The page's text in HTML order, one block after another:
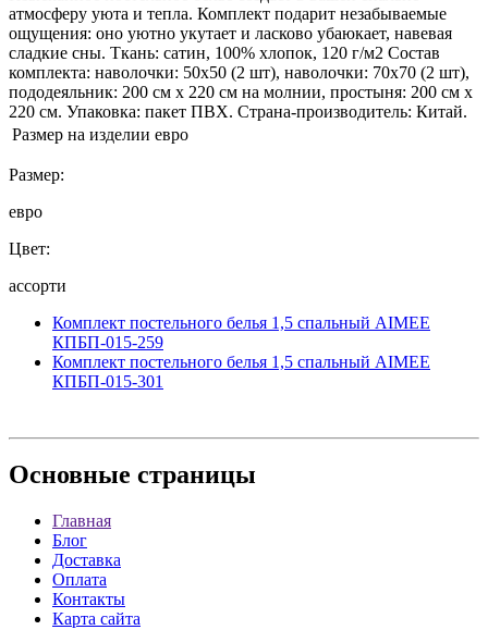
атмосферу уюта и тепла. Комплект подарит незабываемые
ощущения: оно уютно укутает и ласково убаюкает, навевая
сладкие сны. Ткань: сатин, 100% хлопок, 120 г/м2 Состав
комплекта: наволочки: 50x50 (2 шт), наволочки: 70x70 (2 шт),
пододеяльник: 200 см x 220 см на молнии, простыня: 200 см x
220 см. Упаковка: пакет ПВХ. Страна-производитель: Китай.
Размер на изделии евро
Размер:
евро
Цвет:
ассорти
Комплект постельного белья 1,5 спальный AIMEE
КПБП-015-259
Комплект постельного белья 1,5 спальный AIMEE
КПБП-015-301
Основные страницы
Главная
Блог
Доставка
Оплата
Контакты
Карта сайта